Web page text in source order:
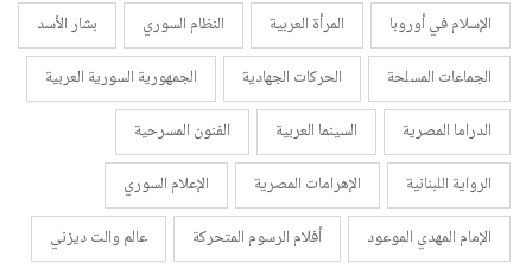
الإسلام في أوروبا
المرأة العربية النظام السوري
بشار الأسد
الجماعات المسلحة
الحركات الجهادية
الجمهورية السورية العربية
الدراما المصرية
السينما العربية
الفنون المسرحية
الرواية اللبنانية
الإهرامات المصرية
الإعلام السوري
الإمام المهدي الموعود
أفلام الرسوم المتحركة
عالم والت ديزني